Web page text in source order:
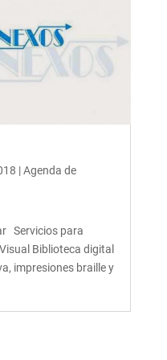
|Agenda de
Servicios para
Biblioteca digital
impresiones braille y